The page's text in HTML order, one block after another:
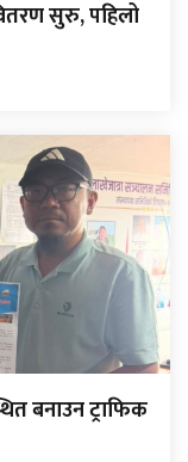
सुरु, पहिलो
बनाउन ट्राफिक